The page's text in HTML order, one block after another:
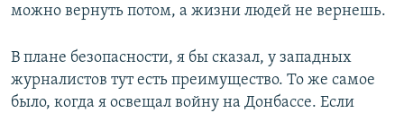
можно вернуть потом, а жизни людей не вернешь.
В плане безопасности, я бы сказал, у западных
журналистов тут есть преимущество. То же самое
было, когда я освещал войну на Донбассе. Если